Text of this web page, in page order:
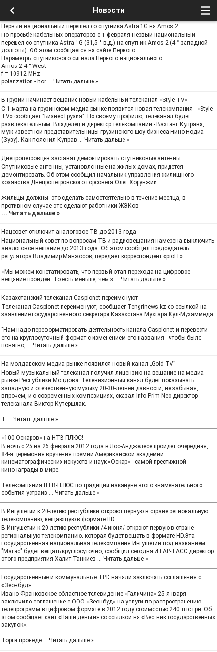
Новости
Первый национальный перешел со спутника Astra 1G на Amos 2
По просьбе кабельных операторов с 1 февраля Первый национальный
перешел со спутника Astra 1G (31,5 ° в.д.) на спутник Amos 2 (4 ° западной
долготы). Об этом сообщается на сайте Первого.
Параметры спутникового сигнала Первого национального:
Amos-2 4 ° West
f = 10912 MHz
polarization - hor ... Читать дальше »
В Грузии начинает вещание новый кабельный телеканал «Style TV»
С 1 марта на грузинском медиа-рынке появится новая телекомпания - «Style
TV» сообщает "Бизнес Грузия". По своему профилю, телеканал будет
развлекательным. Владелец и директор телекомпании - Вахтанг Куправа,
муж известной представительницы грузинского шоу-бизнеса Нино Нодиа
(Зузу). Как пояснил Куправ ... Читать дальше »
Днепропетровцев заставят демонтировать спутниковые антенны
Спутниковые антенны, установленные на жилых домах, придется
демонтировать. Об этом сообщил начальник управления жилищного
хозяйства Днепропетровского горсовета Олег Хорунжий.
Жильцы должны это сделать самостоятельно в течение месяца, в
противном случае это сделают работники ЖЭКов.
... Читать дальше »
Нацсовет отключит аналоговое ТВ до 2013 года
Национальный совет по вопросам ТВ и радиовещания намерена выключить
аналоговое вещание до 2013 года. Об этом сообщил председатель
регулятора Владимир Манжосов, передает корреспондент «proIT».
«Мы можем констатировать, что первый этап перехода на цифровое
вещание пройден. То есть меньше, чем з ... Читать дальше »
Казахстанский телеканал Caspionet переименуют
Телеканал Caspionet переименуют, сообщает Tengrinews.kz со ссылкой на
заявление государственного секретаря Казахстана Мухтара Кул-Мухаммеда.
"Нам надо переформатировать деятельность канала Caspionet и перевести
его на круглосуточный формат с изменением его названия - чтобы было
понятно, ... Читать дальше »
На молдавском медиа-рынке появился новый канал „Gold TV”
Новый музыкальный телеканал получил лицензию на вещание на медиа-
рынке Республики Молдова. Телевизионный канал будет показывать
западную и отечественную музыку 20-30-летней давности, не забывая,
впрочем, и о современных композициях, сказал Info-Prim Neo директор
телеканала Виктор Купершлак.
Т ... Читать дальше »
«100 Оскаров» на НТВ-ПЛЮС!
В ночь с 25 на 26 февраля 2012 года в Лос-Анджелесе пройдет очередная,
84-я церемония вручения премии Американской академии
кинематографических искусств и наук «Оскар» - самой престижной
кинонаграды в мире.
Телекомпания НТВ-ПЛЮС по традиции накануне этого знаменательного
события устраив ... Читать дальше »
В Ингушетии к 20-летию республики откроют первую в стране региональную
телекомпанию, вещающую в формате НD
В Ингушетии к 20-летию республики /4 июня/ откроют первую в стране
региональную телекомпанию, которая будет вещать в формате НD.Эта
государственная национальная телекомпания Ингушетии под названием
"Магас" будет вещать круглосуточно, сообщил сегодня ИТАР-ТАСС директор
этого предприятия Халит Танкиев ... Читать дальше »
Государственные и коммунальные ТРК начали заключать соглашения с
«Зеонбуд»
Ивано-Франковское областное телевидение «Галичина» 25 января
заключило соглашение с ООО «Зеонбуд» на услуги по распространению
телепрограмм в цифровом формате в 2012 году стоимостью 240 тыс грн. Об
этом сообщает сайт «Наши деньги» со ссылкой на «Вестник государственных
закупок».
Торги проведе ... Читать дальше »